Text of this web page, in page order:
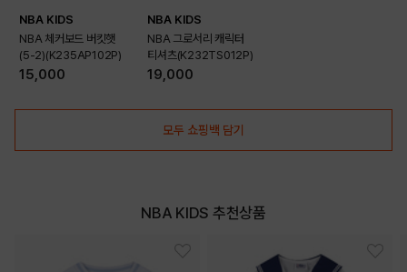
DETAILS
NBA KIDS
NBA 체커보드 버킷햇
(5-2)(K235AP102P)
15,000
NBA KIDS
NBA 그로서리 캐릭터
티셔츠(K232TS012P)
19,000
모두 쇼핑백 담기
NBA KIDS 추천상품